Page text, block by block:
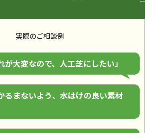
実際のご相談例
が大変なので、人工芝にしたい」
るまないよう、水はけの良い素材